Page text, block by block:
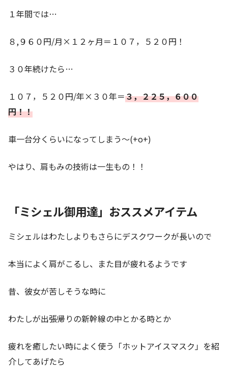
１年間では…
８,９６０円/月×１２ヶ月＝１０７，５２０円！
３０年続けたら…
１０７，５２０円/年×３０年＝３，２２５，６００
円！！
車一台分くらいになってしまう～(+o+)
やはり、肩もみの技術は一生もの！！
「ミシェル御用達」おススメアイテム
ミシェルはわたしよりもさらにデスクワークが長いので
本当によく肩がこるし、また目が疲れるようです
昔、彼女が苦しそうな時に
わたしが出張帰りの新幹線の中とかる時とか
疲れを癒したい時によく使う「ホットアイスマスク」を紹
介してあげたら